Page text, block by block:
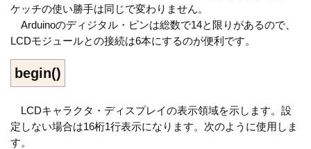
ケッチの使い勝手は同じで変わりません。
Arduinoのディジタル・ピンは総数で14と限りがあるので、
LCDモジュールとの接続は6本にするのが便利です。
begin()
LCDキャラクタ・ディスプレイの表示領域を示します。設
定しない場合は16桁1行表示になります。次のように使用しま
す。